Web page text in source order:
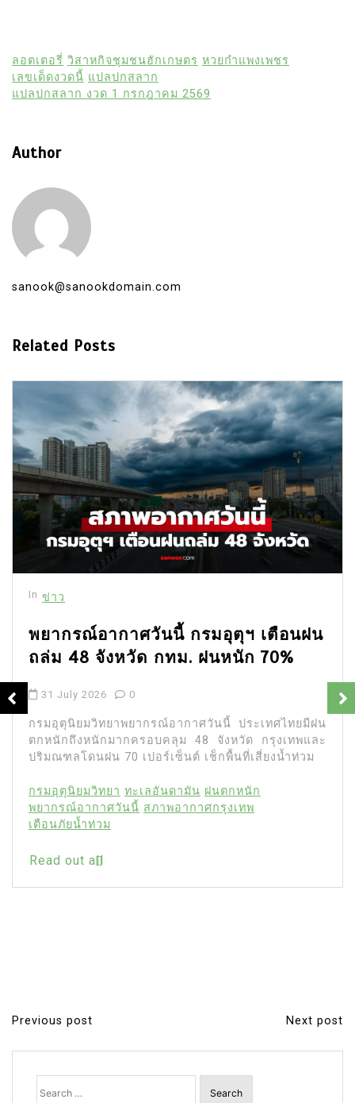
ลอตเตอรี่ วิสาหกิจชุมชนฮักเกษตร หวยกำแพงเพชร
เลขเด็ดงวดนี้ แปลปกสลาก
แปลปกสลาก งวด 1 กรกฎาคม 2569
Author
sanook@sanookdomain.com
Related Posts
In ข่าว
พยากรณ์อากาศวันนี้ กรมอุตุฯ เตือนฝน
ถล่ม 48 จังหวัด กทม. ฝนหนัก 70%
31 July 2026 0
กรมอุตุนิยมวิทยาพยากรณ์อากาศวันนี้ ประเทศไทยมีฝน
ตกหนักถึงหนักมากครอบคลุม 48 จังหวัด กรุงเทพและ
ปริมณฑลโดนฝน 70 เปอร์เซ็นต์ เช็กพื้นที่เสี่ยงน้ำท่วม
กรมอุตุนิยมวิทยา ทะเลอันดามัน ฝนตกหนัก
พยากรณ์อากาศวันนี้ สภาพอากาศกรุงเทพ
เตือนภัยน้ำท่วม
Read out all
P
o
Previous post Next post
Search
for: